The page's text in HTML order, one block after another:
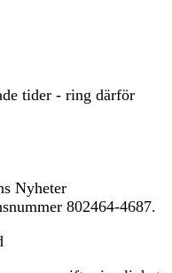
tider - ring därför
Nyheter
802464-4687.